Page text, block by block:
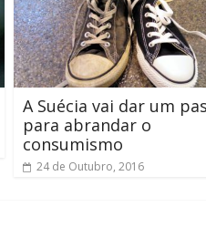
A Suécia vai dar um
para abrandar o
consumismo
24 de Outubro, 2016